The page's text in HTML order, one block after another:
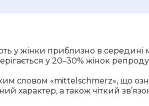
у жінки приблизно в середині
у 20–30% жінок
словом «mittelschmerz», що
характер, а також чіткий